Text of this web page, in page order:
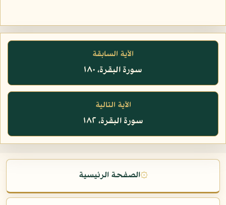
الآية السابقة
سورة البقرة، ١٨٠
الآية التالية
سورة البقرة، ١٨٢
۞الصفحة الرئيسية